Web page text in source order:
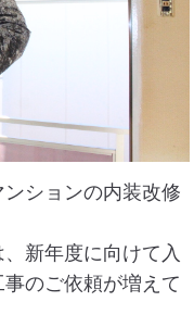
み解決策
わせ
質問
ポリシー
報
ションの内装改修
新年度に向けて入
のご依頼が増えて